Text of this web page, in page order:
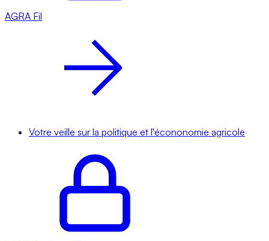
AGRA Fil
Votre veille sur la politique et l'écononomie agricole